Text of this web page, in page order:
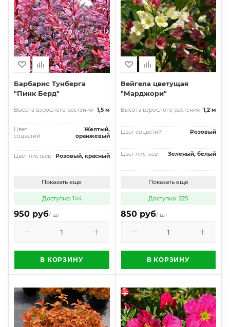
Барбарис Тунберга
"Пинк Берд"
Высота взрослого растения 1,5 м
Цвет
соцветий
Желтый,
оранжевый
Цвет листьев Розовый, красный
Показать еще
Доступно: 144
950 руб/ шт
В КОРЗИНУ
Вейгела цветущая
"Марджори"
Высота взрослого растения 1,2 м
Цвет соцветий Розовый
Цвет листьев Зеленый, белый
Показать еще
Доступно: 225
850 руб/ шт
В КОРЗИНУ